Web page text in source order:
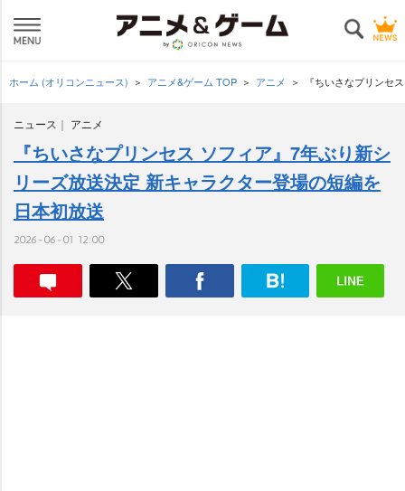
ホーム (オリコンニュース) アニメ&ゲーム TOP アニメ 『ちいさなプリンセ
ニュース アニメ
『ちいさなプリンセス ソフィア』7年ぶり新シ
リーズ放送決定 新キャラクター登場の短編を
日本初放送
2026-06-01 12:00